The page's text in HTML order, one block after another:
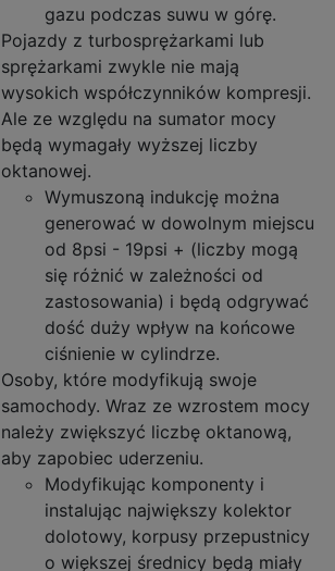
gazu podczas suwu w górę.
Pojazdy z turbosprężarkami lub
sprężarkami zwykle nie mają
wysokich współczynników kompresji.
Ale ze względu na sumator mocy
będą wymagały wyższej liczby
oktanowej.
Wymuszoną indukcję można
generować w dowolnym miejscu
od 8psi - 19psi + (liczby mogą
się różnić w zależności od
zastosowania) i będą odgrywać
dość duży wpływ na końcowe
ciśnienie w cylindrze.
Osoby, które modyfikują swoje
samochody. Wraz ze wzrostem mocy
należy zwiększyć liczbę oktanową,
aby zapobiec uderzeniu.
Modyfikując komponenty i
instalując największy kolektor
dolotowy, korpusy przepustnicy
o większej średnicy będą miały